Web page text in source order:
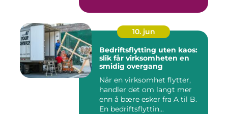
10. jun
Bedriftsflytting uten kaos:
slik får virksomheten en
smidig overgang
Når en virksomhet flytter,
handler det om langt mer
enn å bære esker fra A til B.
En bedriftsflyttin...